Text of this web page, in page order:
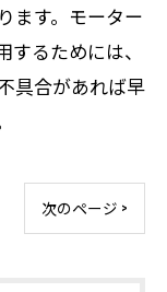
ます。モーター
るためには、
具合があれば早
次のページ >